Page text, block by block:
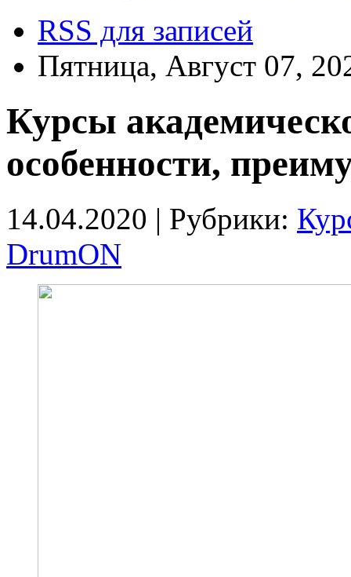
RSS для записей
Пятница, Август 07,
Курсы
особенности,
14.04.2020 | Рубрики:
DrumON